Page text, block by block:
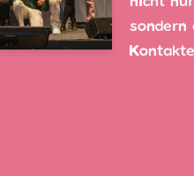
sondern